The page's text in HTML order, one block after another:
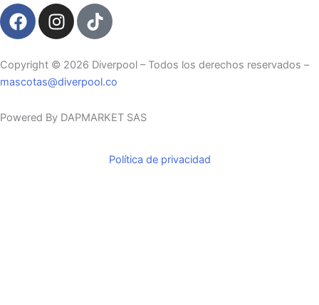
F
a
e
b
o
I
n
t
a
r
T
i
t
o
Copyright ©️ 2026 Diverpool – Todos los derechos reservados –
mascotas@diverpool.co
Powered By DAPMARKET SAS
Política de privacidad